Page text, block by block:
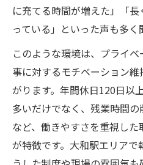
に充てる時間が増えた」「
っている」といった声も多く
このような環境は、プライ
事に対するモチベーション
がります。年間休日120日以
多いだけでなく、残業時間
など、働きやすさを重視し
が特徴です。大和駅エリア